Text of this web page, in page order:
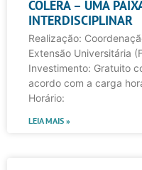
CÓLERA – UMA
INTERDISCIPLINAR
Realização:
Extensão Universitária
Investimento: Gratuito
acordo com a carga
Horário:
LEIA MAIS »